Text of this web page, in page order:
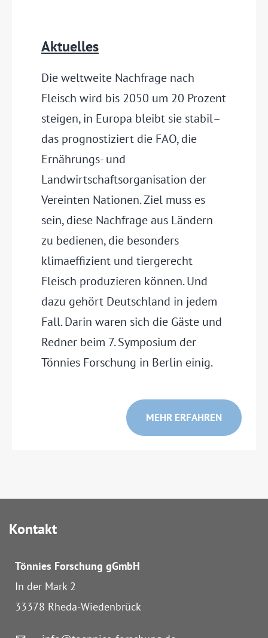
Aktuelles
Die weltweite Nachfrage nach
Fleisch wird bis 2050 um 20 Prozent
steigen, in Europa bleibt sie stabil–
das prognostiziert die FAO, die
Ernährungs- und
Landwirtschaftsorganisation der
Vereinten Nationen. Ziel muss es
sein, diese Nachfrage aus Ländern
zu bedienen, die besonders
klimaeffizient und tiergerecht
Fleisch produzieren können. Und
dazu gehört Deutschland in jedem
Fall. Darin waren sich die Gäste und
Redner beim 7. Symposium der
Tönnies Forschung in Berlin einig.
MEHR ERFAHREN
Kontakt
Tönnies Forschung gGmbH
In der Mark 2
33378 Rheda-Wiedenbrück